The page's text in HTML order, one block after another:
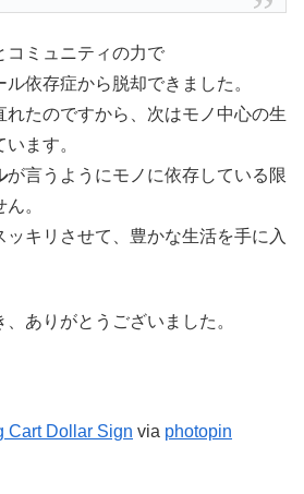
コミュニティの力で
依存症から脱却できました。
れたのですから、次はモノ中心の生
ます。
が言うようにモノに依存している限
。
ッキリさせて、豊かな生活を手に入
ありがとうございました。
Cart Dollar Sign via photopin